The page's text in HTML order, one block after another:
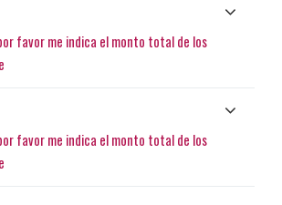
favor me indica el monto total de los
favor me indica el monto total de los